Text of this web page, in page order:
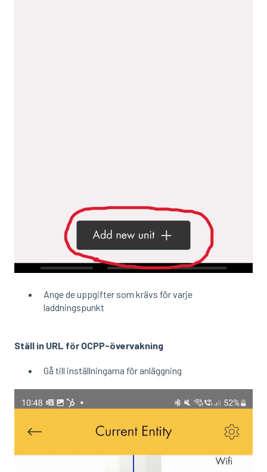
Ange de uppgifter som krävs för varje
laddningspunkt
Ställ in URL för OCPP-övervakning
Gå till inställningarna för anläggning